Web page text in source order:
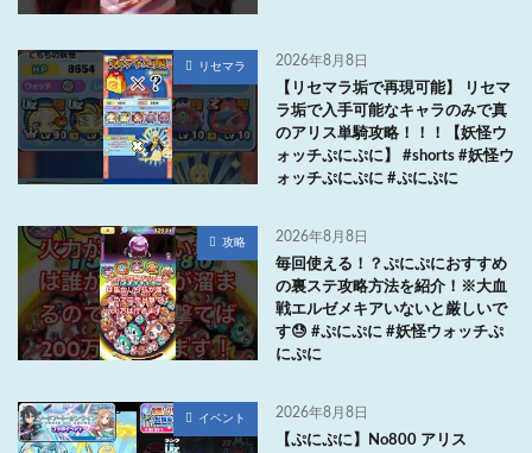
リセマラ 2026年8月8日
【リセマラ垢で再現可能】 リセマ
ラ垢で入手可能なキャラのみで真
のアリス単騎攻略！！！【妖怪ウ
ォッチぷにぷに】 #shorts #妖怪ウ
ォッチぷにぷに #ぷにぷに
攻略 2026年8月8日
毎回使える！？ぷにぷにおすすめ
の裏ステ攻略方法を紹介！※大血
戦エルゼメキアいないと厳しいで
す😓 #ぷにぷに #妖怪ウォッチぷ
にぷに
イベント 2026年8月8日
【ぷにぷに】No800 アリス